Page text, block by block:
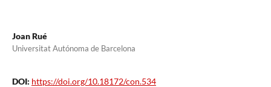
Joan Rué
Universitat Autónoma de Barcelona
DOI: https://doi.org/10.18172/con.534